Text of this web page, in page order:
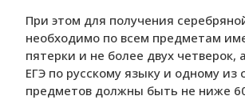
При этом для получения
необходимо по всем предметам
пятерки и не более двух четверок,
ЕГЭ по русскому языку и одному из
предметов должны быть не ниже